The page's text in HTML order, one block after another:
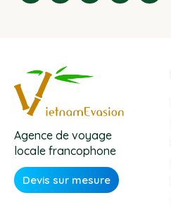
Agence de voyage
locale francophone
Devis sur mesure